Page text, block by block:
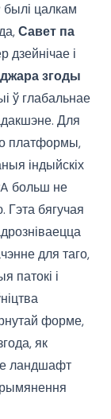
былі цалкам
Савет па
дзейнічае і
згоды
ў глабальнае
Для
платформы,
індыйскіх
больш не
Гэта бягучая
для таго,
патокі і
форме,
як
ландшафт